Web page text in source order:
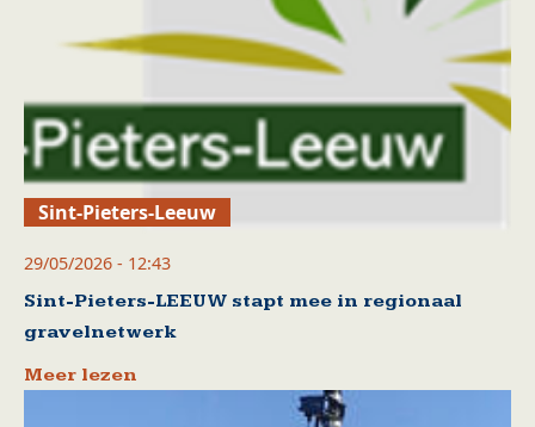
Sint-Pieters-Leeuw
29/05/2026 - 12:43
Sint-Pieters-LEEUW stapt mee in regionaal
gravelnetwerk
Meer lezen